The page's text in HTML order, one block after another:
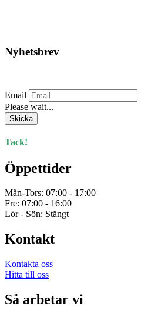
Nyhetsbrev
Email
Please wait...
Skicka
Tack!
Öppettider
Mån-Tors: 07:00 - 17:00
Fre: 07:00 - 16:00
Lör - Sön: Stängt
Kontakt
Kontakta oss
Hitta till oss
Så arbetar vi